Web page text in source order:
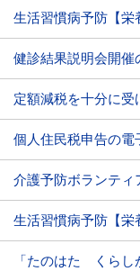
生活習慣病予防【栄
健診結果説明会開催
個人住民税申告の電
介護予防ボランティ
生活習慣病予防【栄